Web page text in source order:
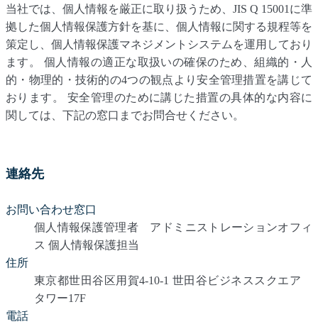
当社では、個人情報を厳正に取り扱うため、JIS Q 15001に準
拠した個人情報保護方針を基に、個人情報に関する規程等を
策定し、個人情報保護マネジメントシステムを運用しており
ます。 個人情報の適正な取扱いの確保のため、組織的・人
的・物理的・技術的の4つの観点より安全管理措置を講じて
おります。 安全管理のために講じた措置の具体的な内容に
関しては、下記の窓口までお問合せください。
連絡先
お問い合わせ窓口
個人情報保護管理者 アドミニストレーションオフィ
ス 個人情報保護担当
住所
東京都世田谷区用賀4-10-1 世田谷ビジネススクエア
タワー17F
電話